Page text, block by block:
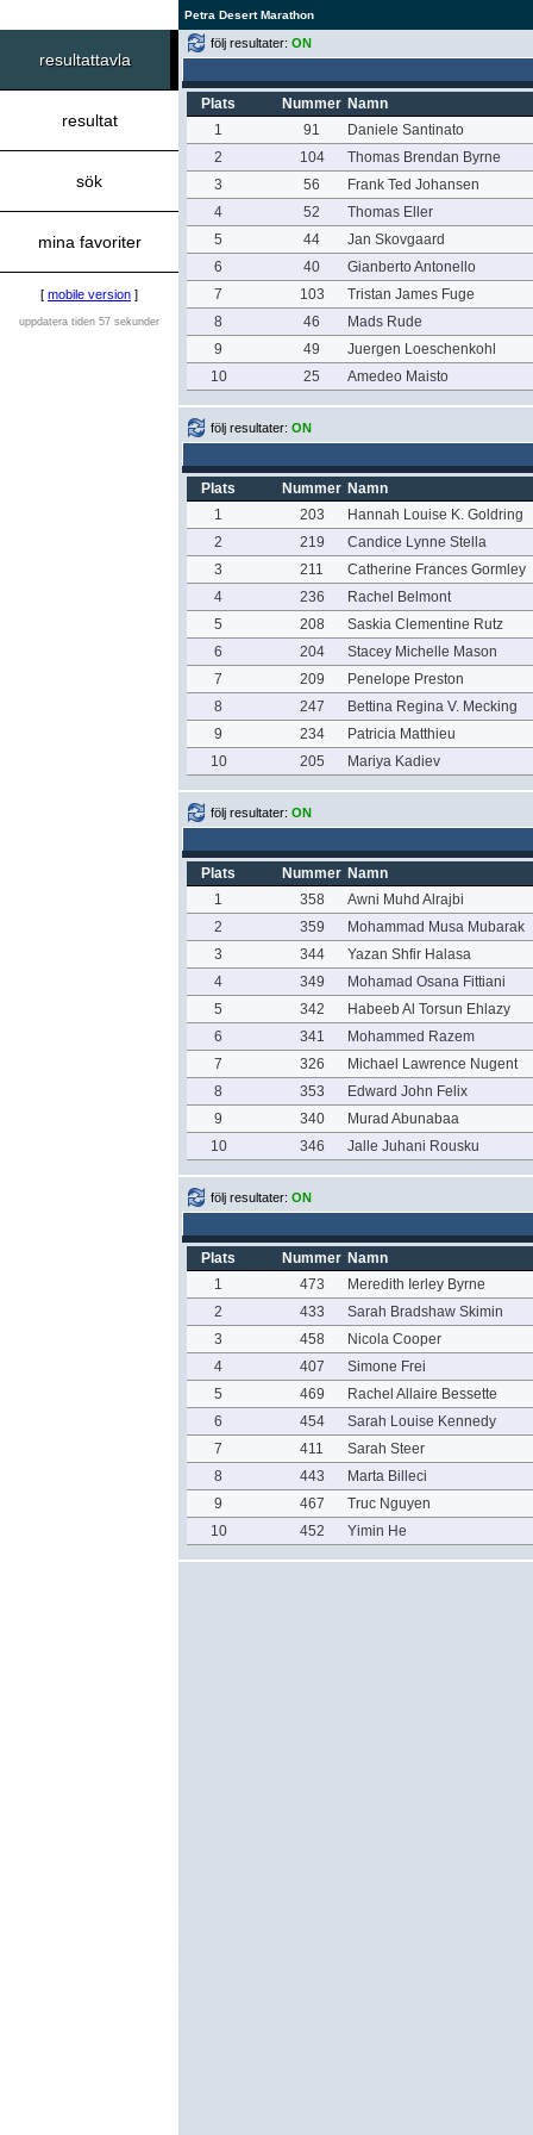
Petra Desert Marathon
resultattavla
resultat
sök
mina favoriter
[ mobile version ]
uppdatera tiden 57 sekunder
följ resultater: ON
Plats Nummer Namn
1
91
Daniele Santinato
2
104
Thomas Brendan Byrne
3
56
Frank Ted Johansen
4
52
Thomas Eller
5
44
Jan Skovgaard
6
40
Gianberto Antonello
7
103
Tristan James Fuge
8
46
Mads Rude
9
49
Juergen Loeschenkohl
10
25 Amedeo Maisto
följ resultater: ON
Plats Nummer Namn
1
203
Hannah Louise K. Goldring
2
219
Candice Lynne Stella
3
211
Catherine Frances Gormley
4
236
Rachel Belmont
5
208
Saskia Clementine Rutz
6
204
Stacey Michelle Mason
7
209
Penelope Preston
8
247
Bettina Regina V. Mecking
9
234
Patricia Matthieu
10
205 Mariya Kadiev
följ resultater: ON
Plats Nummer Namn
1
358
Awni Muhd Alrajbi
2
359
Mohammad Musa Mubarak
3
344
Yazan Shfir Halasa
4
349
Mohamad Osana Fittiani
5
342
Habeeb Al Torsun Ehlazy
6
341
Mohammed Razem
7
326
Michael Lawrence Nugent
8
353
Edward John Felix
9
340
Murad Abunabaa
10
346 Jalle Juhani Rousku
följ resultater: ON
Plats Nummer Namn
1
473
Meredith Ierley Byrne
2
433
Sarah Bradshaw Skimin
3
458
Nicola Cooper
4
407
Simone Frei
5
469
Rachel Allaire Bessette
6
454
Sarah Louise Kennedy
7
411
Sarah Steer
8
443
Marta Billeci
9
467
Truc Nguyen
10
452 Yimin He